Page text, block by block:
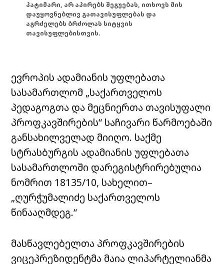
პატიმარი, არ აპირებს შეგუებას, ითხოვს მის
დაუყოვნებლივ გათავისუფლებას და
აგრძელებს ბრძოლას სიტყვის
თავისუფლებისთვის.
ევროპის ადამიანის უფლებათა
სასამართლომ „საქართველოს
პედაგოგთა და მეცნიერთა თავისუფალი
პროფკავშირების“ საჩივარი წარმოებაში
განსახილველად მიიღო. საქმე
სტრასბურგის ადამიანის უფლებათა
სასამართლოში დარეგისტრირებულია
ნომრით 18135/10, სახელით–
„ღურჭუმალიძე საქართველოს
წინააღმდეგ.“
მასწავლებელთა პროფკავშირების
ვიცეპრეზიდენტმა მაია ლიპარტელიანმა